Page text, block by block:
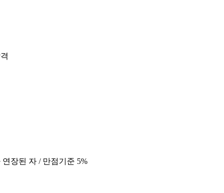
장된 자 / 만점기준 5%